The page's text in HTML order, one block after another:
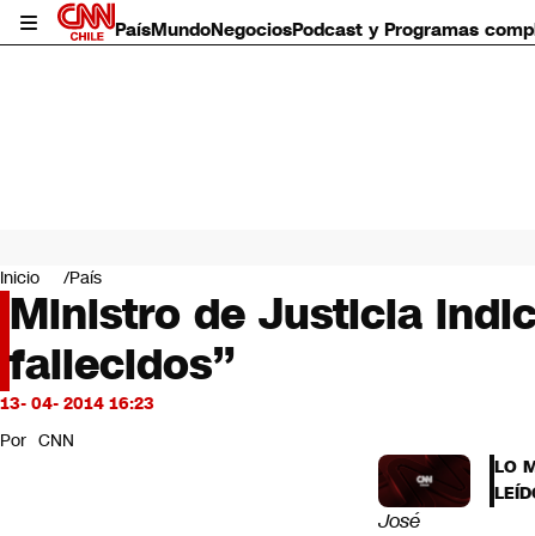
PaísMundoNegociosPodcast y Programas
Mundo
Negocios
Deportes
Programas completos
Cultura
Servicios
Bits
CNN Data
Inicio País
Ministro de Justicia
fallecidos”
13- 04- 2014 16:23
Por CNN
José
LO